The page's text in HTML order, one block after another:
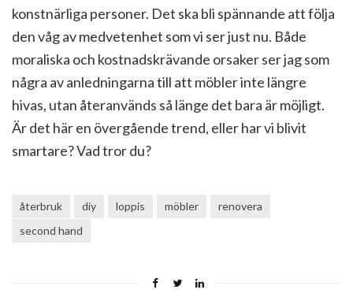
konstnärliga personer. Det ska bli spännande att följa
den våg av medvetenhet som vi ser just nu. Både
moraliska och kostnadskrävande orsaker ser jag som
några av anledningarna till att möbler inte längre
hivas, utan återanvänds så länge det bara är möjligt.
Är det här en övergående trend, eller har vi blivit
smartare? Vad tror du?
återbruk diy loppis möbler
renovera
second hand